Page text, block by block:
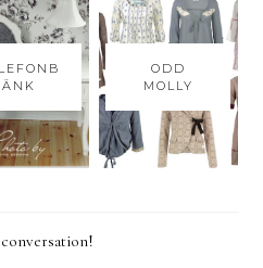
ÄNK
ODD
MOLLY